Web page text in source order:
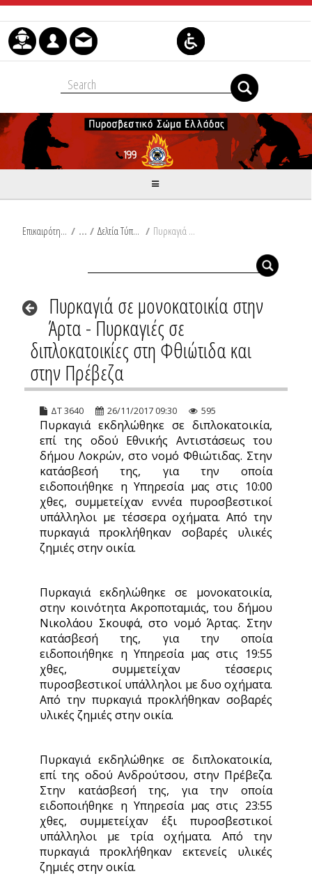
Μετάβαση στο περιεχόμενο
Επικαιρότητα / Δελτία Τύπου / Πυρκαγιά σε μονοκατοικία στην Άρτα - Πυρκαγιές σε διπλοκατοικίες στη Φθιώτιδα και στην Πρέβεζα
Πυρκαγιά σε μονοκατοικία στην
Άρτα - Πυρκαγιές σε
διπλοκατοικίες στη Φθιώτιδα και
στην Πρέβεζα
ΔΤ 3640 26/11/2017 09:30 595
Πυρκαγιά εκδηλώθηκε σε διπλοκατοικία,
επί της οδού Εθνικής Αντιστάσεως του
δήμου Λοκρών, στο νομό Φθιώτιδας. Στην
κατάσβεσή της, για την οποία
ειδοποιήθηκε η Υπηρεσία μας στις 10:00
χθες, συμμετείχαν εννέα πυροσβεστικοί
υπάλληλοι με τέσσερα οχήματα. Από την
πυρκαγιά προκλήθηκαν σοβαρές υλικές
ζημιές στην οικία.
Πυρκαγιά εκδηλώθηκε σε μονοκατοικία,
στην κοινότητα Ακροποταμιάς, του δήμου
Νικολάου Σκουφά, στο νομό Άρτας. Στην
κατάσβεσή της, για την οποία
ειδοποιήθηκε η Υπηρεσία μας στις 19:55
χθες, συμμετείχαν τέσσερις
πυροσβεστικοί υπάλληλοι με δυο οχήματα.
Από την πυρκαγιά προκλήθηκαν σοβαρές
υλικές ζημιές στην οικία.
Πυρκαγιά εκδηλώθηκε σε διπλοκατοικία,
επί της οδού Ανδρούτσου, στην Πρέβεζα.
Στην κατάσβεσή της, για την οποία
ειδοποιήθηκε η Υπηρεσία μας στις 23:55
χθες, συμμετείχαν έξι πυροσβεστικοί
υπάλληλοι με τρία οχήματα. Από την
πυρκαγιά προκλήθηκαν εκτενείς υλικές
ζημιές στην οικία.